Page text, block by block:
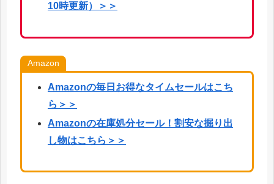
10時更新）＞＞
Amazon
Amazonの毎日お得なタイムセールはこち
ら＞＞
Amazonの在庫処分セール！割安な掘り出
し物はこちら＞＞